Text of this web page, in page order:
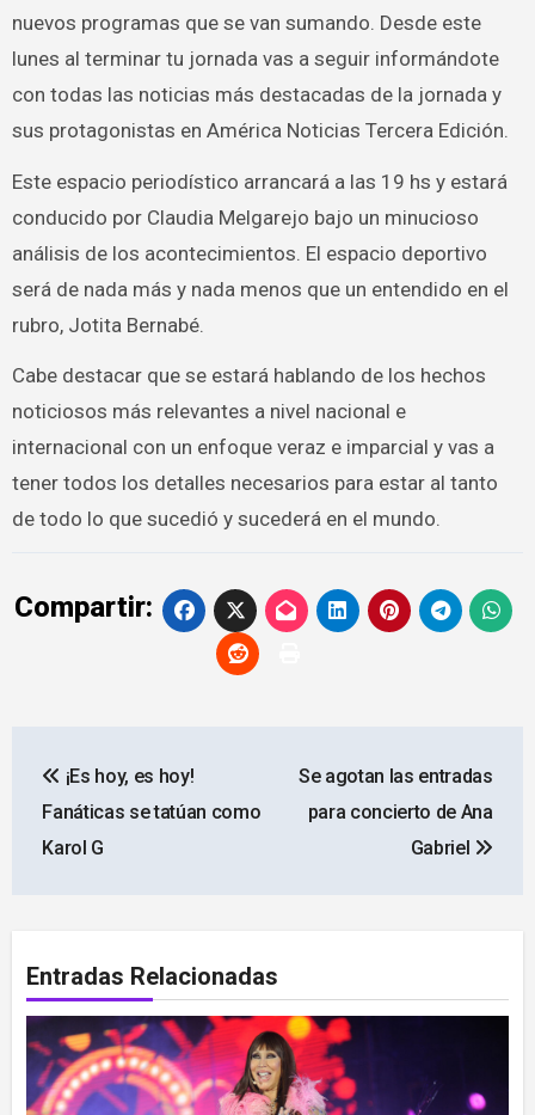
nuevos programas que se van sumando. Desde este
lunes al terminar tu jornada vas a seguir informándote
con todas las noticias más destacadas de la jornada y
sus protagonistas en América Noticias Tercera Edición.
Este espacio periodístico arrancará a las 19 hs y estará
conducido por Claudia Melgarejo bajo un minucioso
análisis de los acontecimientos. El espacio deportivo
será de nada más y nada menos que un entendido en el
rubro, Jotita Bernabé.
Cabe destacar que se estará hablando de los hechos
noticiosos más relevantes a nivel nacional e
internacional con un enfoque veraz e imparcial y vas a
tener todos los detalles necesarios para estar al tanto
de todo lo que sucedió y sucederá en el mundo.
Compartir:
de
entradas
¡Es hoy, es hoy!
Fanáticas se tatúan como
Karol G
Se agotan las entradas
para concierto de Ana
Gabriel
Entradas Relacionadas